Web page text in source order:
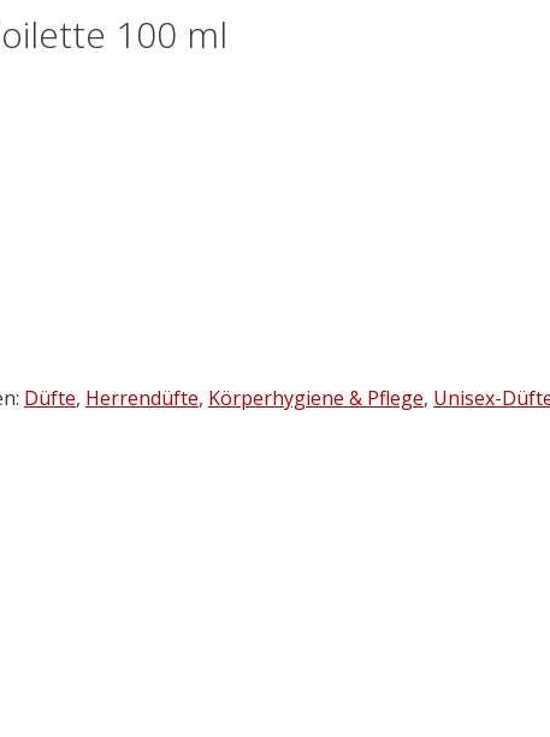
100 ml
Düfte, Herrendüfte, Körperhygiene & Pflege, Unisex-